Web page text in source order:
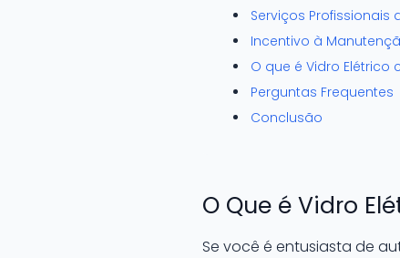
Serviços Profissionais
Incentivo à
O que é Vidro Elétrico
Perguntas Frequentes
Conclusão
O Que é Vidro
Se você é entusiasta de